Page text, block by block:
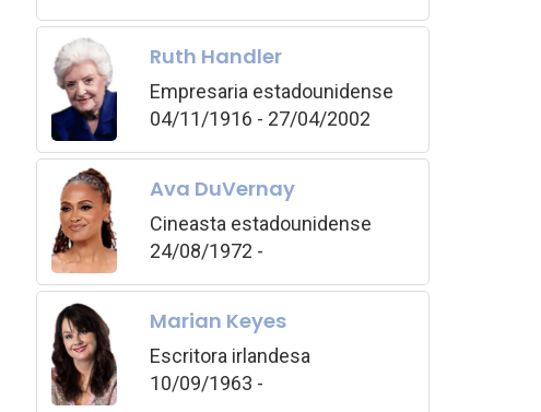
Ruth Handler
Empresaria estadounidense
04/11/1916 - 27/04/2002
Ava DuVernay
Cineasta estadounidense
24/08/1972 -
Marian Keyes
Escritora irlandesa
10/09/1963 -